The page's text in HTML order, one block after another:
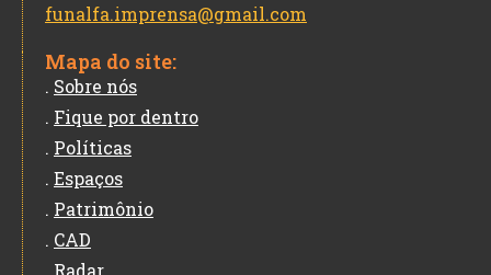
funalfa.imprensa@gmail.com
Mapa do site:
. Sobre nós
. Fique por dentro
. Políticas
. Espaços
. Patrimônio
. CAD
Radar